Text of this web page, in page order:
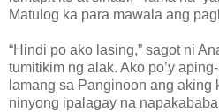
Matulog ka para mawala ang
“Hindi po ako lasing,” sagot ni
tumitikim ng alak. Ako po’y
lamang sa Panginoon ang aking
ninyong ipalagay na